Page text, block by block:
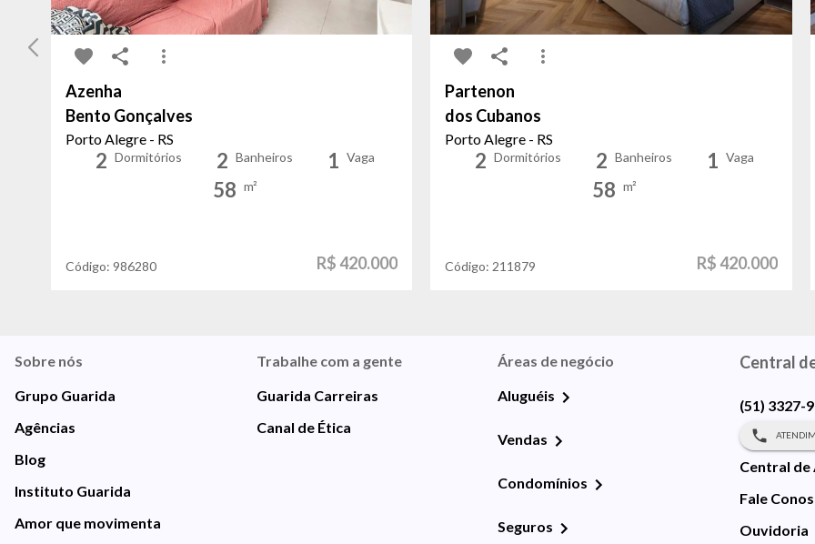
Azenha
Bento Gonçalves
Porto Alegre - RS
2 Dormitórios 2 Banheiros 1 Vaga
58 m²
Código: 986280 R$ 420.000
Partenon
dos Cubanos
Porto Alegre - RS
2 Dormitórios 2 Banheiros 1 Vaga
58 m²
Código: 211879 R$ 420.000
Sobre nós
Grupo Guarida
Agências
Blog
Instituto Guarida
Amor que movimenta
Trabalhe com a gente
Guarida Carreiras
Canal de Ética
Áreas de negócio
Aluguéis
Vendas
Condomínios
Seguros
Central
(51) 3327-
Central de
Fale
Ouvidoria